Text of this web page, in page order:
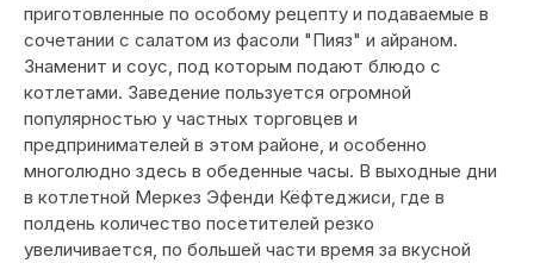
приготовленные по особому рецепту и подаваемые в
сочетании с салатом из фасоли "Пияз" и айраном.
Знаменит и соус, под которым подают блюдо с
котлетами. Заведение пользуется огромной
популярностью у частных торговцев и
предпринимателей в этом районе, и особенно
многолюдно здесь в обеденные часы. В выходные дни
в котлетной Меркез Эфенди Кёфтеджиси, где в
полдень количество посетителей резко
увеличивается, по большей части время за вкусной